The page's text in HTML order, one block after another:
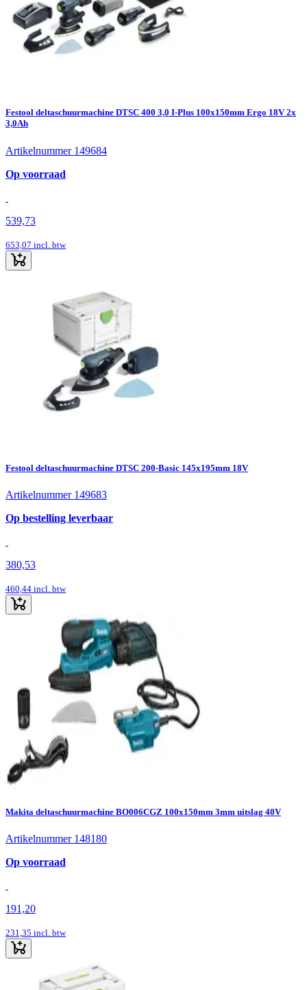
Festool deltaschuurmachine DTSC 400 3,0 I-Plus 100x150mm Ergo 18V 2x
3,0Ah
Artikelnummer 149684
Op voorraad
539,73
653,07 incl. btw
Festool deltaschuurmachine DTSC 200-Basic 145x195mm 18V
Artikelnummer 149683
Op bestelling leverbaar
380,53
460,44 incl. btw
Makita deltaschuurmachine BO006CGZ 100x150mm 3mm uitslag 40V
Artikelnummer 148180
Op voorraad
191,20
231,35 incl. btw